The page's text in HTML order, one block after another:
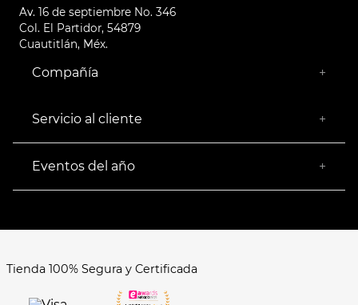
Av. 16 de septiembre No. 346
Col. El Partidor, 54879
Cuautitlán, Méx.
Compañía +
Empresa Socialmente Responsable
Servicio al cliente +
Facturación
Devoluciones
Formas de Pago
Eventos del año +
Buen Fin
Tienda 100% Segura y Certificada